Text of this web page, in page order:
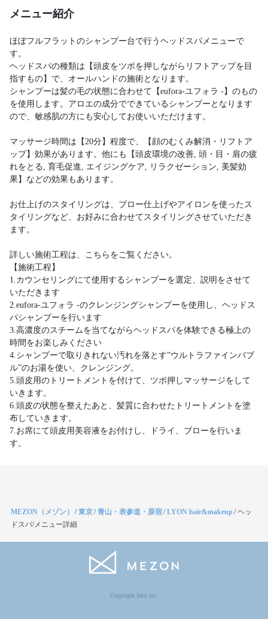
メニュー紹介
ほぼフルフラットのシャンプー台で行うヘッドスパメニューで
す。
ヘッドスパの種類は【頭皮をツボを押しながらリフトアップを目
指すもの】で、オールハンドの施術となります。
シャンプーは髪の毛の状態に合わせて【eufora-ユフォラ -】のもの
を使用します。アロエの成分でできているシャンプーとなります
ので、敏感肌の方にも安心してお使いいただけます。
マッサージ時間は【20分】程度で、【顔のむくみ解消・リフトア
ップ】効果があります。他にも【頭皮環境の改善, 頭・目・肩の疲
れをとる, 育毛促進, エイジングケア, リラクゼーション, 美髪効
果】などの効果もあります。
お仕上げのスタイリングは、ブロー仕上げやアイロンを使ったス
タイリングなど、お好みに合わせてスタイリングさせていただき
ます。
詳しい施術工程は、こちらをご覧ください。
【施術工程】
1.カウンセリングにて使用するシャンプーを選定、説明をさせて
いただきます
2.eufora-ユフォラ -のクレンジングシャンプーを使用し、ヘッドス
パシャンプーを行います
3.高濃度のスチームを当てながらヘッドスパを体験できる極上の
時間をお楽しみください
4.シャンプーで取りきれない汚れを落とす”ウルトラファインバブ
ル”のお湯を使い、クレンジング。
5.頭皮用のトリートメントを付けて、ツボ押しマッサージをして
いきます。
6.頭皮の状態を整えたあと、髪質に合わせたトリートメントを塗
布していきます。
7.お席にて頭皮用美容液をお付けし、ドライ、ブローを行いま
す。
MEZON（メゾン） /東京/青山・表参道・原宿/LYON hair&makeup /ヘッ
ドスパ/メニュー詳細
Copyright Jocy inc.